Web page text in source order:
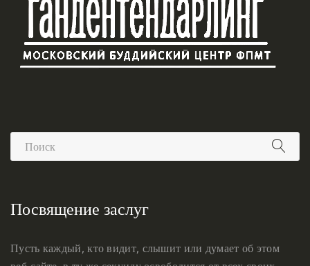
Посвящение заслуг
Пусть каждый, кто видит, слышит или думает об этом